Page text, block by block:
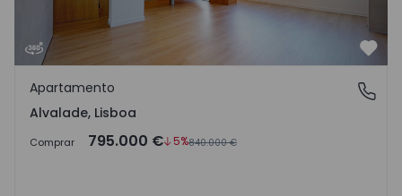
Alvalade, Lisboa
Apartamento
Alvalade, Lisboa
Comprar 795.000 € 5%840.000 €